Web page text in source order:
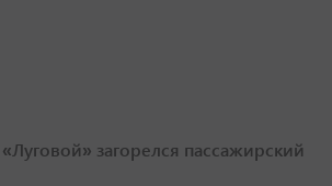
загорелся пассажирский